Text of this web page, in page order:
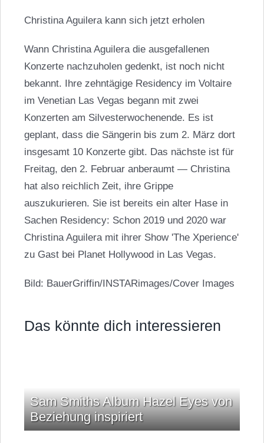
ChristinaAguilerakann sich jetzt erholen
Wann Christina Aguilera die ausgefallenen
Konzerte nachzuholen gedenkt, ist noch nicht
bekannt. Ihre zehntägige Residency im Voltaire
im Venetian Las Vegas begann mit zwei
Konzerten am Silvesterwochenende. Es ist
geplant, dass die Sängerin bis zum 2. März dort
insgesamt 10 Konzerte gibt. Das nächste ist für
Freitag, den 2. Februar anberaumt — Christina
hat also reichlich Zeit, ihre Grippe
auszukurieren. Sie ist bereits ein alter Hase in
Sachen Residency: Schon 2019 und 2020 war
Christina Aguilera mit ihrer Show 'The Xperience'
zu Gast bei Planet Hollywood in Las Vegas.
Bild: BauerGriffin/INSTARimages/Cover Images
Das könnte dich interessieren
Sam Smiths Album Hazel Eyes von
Beziehung inspiriert